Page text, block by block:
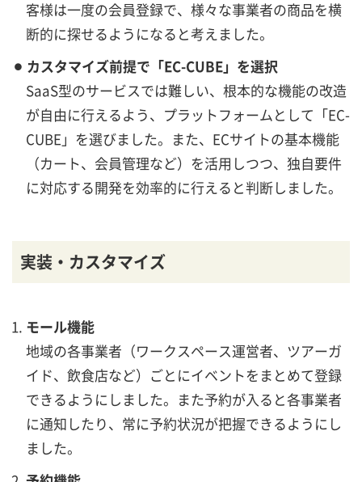
客様は一度の会員登録で、様々な事業者の商品を横
断的に探せるようになると考えました。
⚫︎ カスタマイズ前提で「EC-CUBE」を選択
SaaS型のサービスでは難しい、根本的な機能の改造
が自由に行えるよう、プラットフォームとして「EC-
CUBE」を選びました。また、ECサイトの基本機能
（カート、会員管理など）を活用しつつ、独自要件
に対応する開発を効率的に行えると判断しました。
実装・カスタマイズ
モール機能
地域の各事業者（ワークスペース運営者、ツアーガ
イド、飲食店など）ごとにイベントをまとめて登録
できるようにしました。また予約が入ると各事業者
に通知したり、常に予約状況が把握できるようにし
ました。